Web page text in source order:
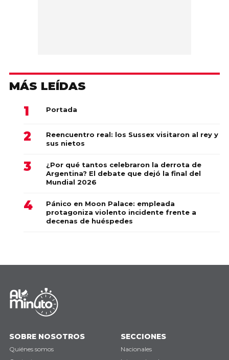
MÁS LEÍDAS
Portada
Reencuentro real: los Sussex visitaron al rey y
sus nietos
¿Por qué tantos celebraron la derrota de
Argentina? El debate que dejó la final del
Mundial 2026
Pánico en Moon Palace: empleada
protagoniza violento incidente frente a
decenas de huéspedes
SOBRE NOSOTROS
Quiénes somos
SECCIONES
Nacionales